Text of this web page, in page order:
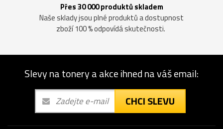
Přes 30 000 produktů skladem
Naše sklady jsou plné produktů a dostupnost
zboží 100 % odpovídá skutečnosti.
Slevy na tonery a akce ihned na váš email:
CHCI SLEVU